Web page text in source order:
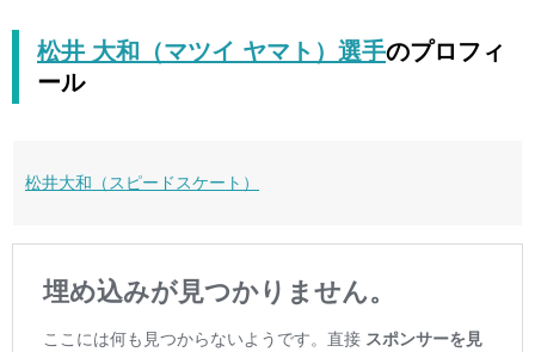
松井 大和（マツイ ヤマト）選手のプロフィ
ール
松井大和（スピードスケート）